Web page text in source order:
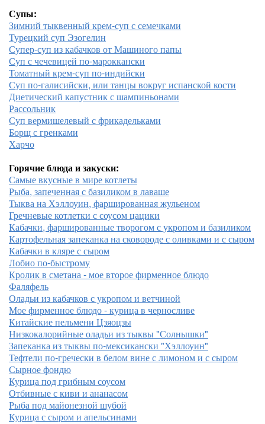
Супы:
Зимний тыквенный крем-суп с семечками
Турецкий суп Эзогелин
Супер-суп из кабачков от Машиного папы
Суп с чечевицей по-мароккански
Томатный крем-суп по-индийски
Суп по-галисийски, или танцы вокруг испанской кости
Диетический капустник с шампиньонами
Рассольник
Суп вермишелевый с фрикадельками
Борщ с гренками
Харчо
Горячие блюда и закуски:
Самые вкусные в мире котлеты
Рыба, запеченная с базиликом в лаваше
Тыква на Хэллоуин, фаршированная жульеном
Гречневые котлетки с соусом цацики
Кабачки, фаршированные творогом с укропом и базиликом
Картофельная запеканка на сковороде с оливками и с сыром
Кабачки в кляре с сыром
Лобио по-быстрому
Кролик в сметана - мое второе фирменное блюдо
Фаляфель
Оладьи из кабачков с укропом и ветчиной
Мое фирменное блюдо - курица в черносливе
Китайские пельмени Цзяоцзы
Низкокалорийные оладьи из тыквы "Солнышки"
Запеканка из тыквы по-мексикански "Хэллоуин"
Тефтели по-гречески в белом вине с лимоном и с сыром
Сырное фондю
Курица под грибным соусом
Отбивные с киви и ананасом
Рыба под майонезной шубой
Курица с сыром и апельсинами